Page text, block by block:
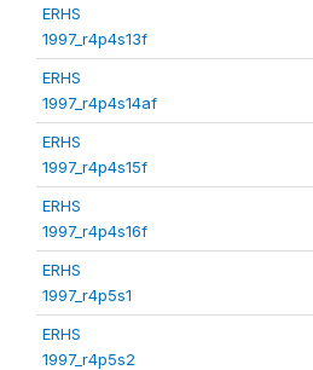
ERHS
1997_r4p4s13f
ERHS
1997_r4p4s14af
ERHS
1997_r4p4s15f
ERHS
1997_r4p4s16f
ERHS
1997_r4p5s1
ERHS
1997_r4p5s2